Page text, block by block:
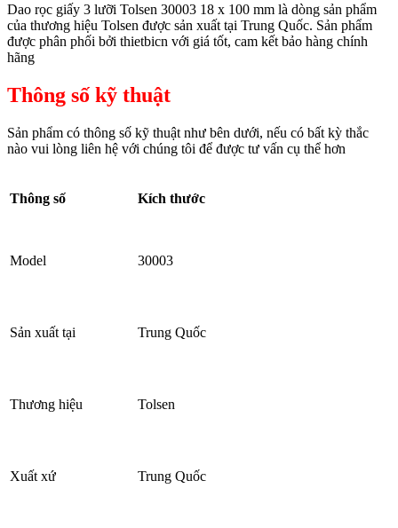
Dao rọc giấy 3 lưỡi Tolsen 30003 18 x 100 mm là dòng sản phẩm
của thương hiệu Tolsen được sản xuất tại Trung Quốc. Sản phẩm
được phân phối bởi thietbicn với giá tốt, cam kết bảo hàng chính
hãng
Thông số kỹ thuật
Sản phẩm có thông số kỹ thuật như bên dưới, nếu có bất kỳ thắc
nào vui lòng liên hệ với chúng tôi để được tư vấn cụ thể hơn
Thông số Kích thước
Model 30003
Sản xuất tại Trung Quốc
Thương hiệu Tolsen
Xuất xứ Trung Quốc